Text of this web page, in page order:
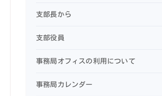
支部長から
支部役員
事務局オフィスの利用について
事務局カレンダー